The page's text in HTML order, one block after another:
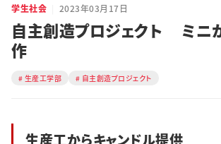
トップ
総合
学部・大学院
学生社会 2023年03月17日
自主創造プロジェクト ミニ
作
生産工学部 自主創造プロジェクト
生産工からキャンドル提供